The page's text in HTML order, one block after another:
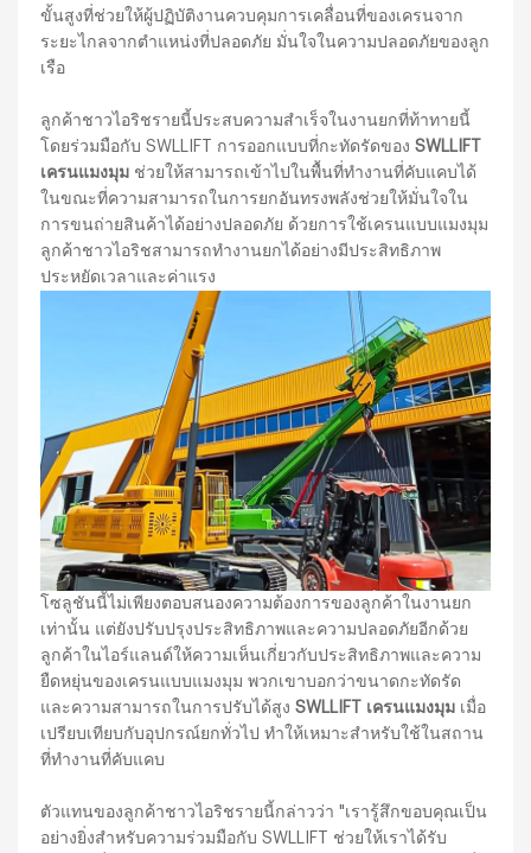
ขั้นสูงที่ช่วยให้ผู้ปฏิบัติงานควบคุมการเคลื่อนที่ของเครนจาก
ระยะไกลจากตำแหน่งที่ปลอดภัย มั่นใจในความปลอดภัยของลูก
เรือ
ลูกค้าชาวไอริชรายนี้ประสบความสำเร็จในงานยกที่ท้าทายนี้
โดยร่วมมือกับ SWLLIFT การออกแบบที่กะทัดรัดของ SWLLIFT
เครนแมงมุม ช่วยให้สามารถเข้าไปในพื้นที่ทำงานที่คับแคบได้
ในขณะที่ความสามารถในการยกอันทรงพลังช่วยให้มั่นใจใน
การขนถ่ายสินค้าได้อย่างปลอดภัย ด้วยการใช้เครนแบบแมงมุม
ลูกค้าชาวไอริชสามารถทำงานยกได้อย่างมีประสิทธิภาพ
ประหยัดเวลาและค่าแรง
โซลูชันนี้ไม่เพียงตอบสนองความต้องการของลูกค้าในงานยก
เท่านั้น แต่ยังปรับปรุงประสิทธิภาพและความปลอดภัยอีกด้วย
ลูกค้าในไอร์แลนด์ให้ความเห็นเกี่ยวกับประสิทธิภาพและความ
ยืดหยุ่นของเครนแบบแมงมุม พวกเขาบอกว่าขนาดกะทัดรัด
และความสามารถในการปรับได้สูงSWLLIFT เครนแมงมุม เมื่อ
เปรียบเทียบกับอุปกรณ์ยกทั่วไป ทำให้เหมาะสำหรับใช้ในสถาน
ที่ทำงานที่คับแคบ
ตัวแทนของลูกค้าชาวไอริชรายนี้กล่าวว่า "เรารู้สึกขอบคุณเป็น
อย่างยิ่งสำหรับความร่วมมือกับ SWLLIFT ช่วยให้เราได้รับ